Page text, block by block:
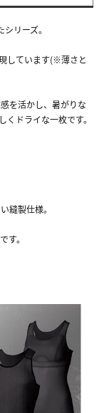
リーズ。
しています(※薄さと
を活かし、暑がりな
ドライな一枚です。
縫製仕様。
す。